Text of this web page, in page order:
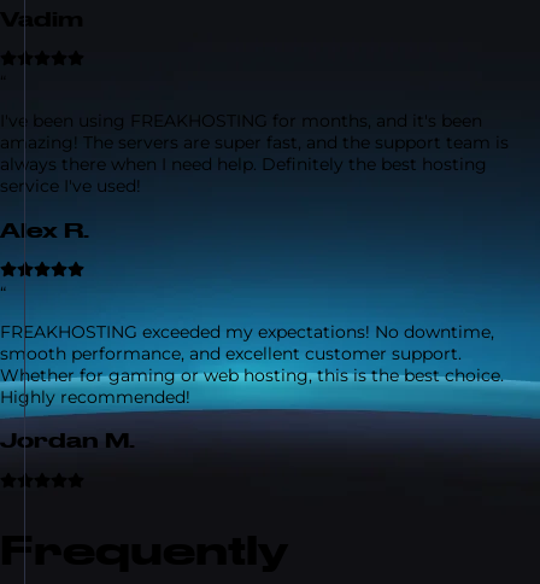
“
I've been using FREAKHOSTING for months, and it's been
amazing! The servers are super fast, and the support team is
always there when I need help. Definitely the best hosting
service I've used!
Alex R.
“
FREAKHOSTING exceeded my expectations! No downtime,
smooth performance, and excellent customer support.
Whether for gaming or web hosting, this is the best choice.
Highly recommended!
Jordan M.